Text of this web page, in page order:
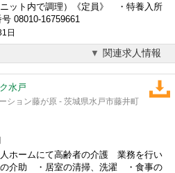
ット内で調理）《定員》 ・特養入所
08010-16759661
日
関連求人情報
水戸
ョン藤が原 - 茨城県水戸市藤井町
ホームにて高齢者の介護 業務を行い
介助 ・居室の清掃、洗濯 ・食事の